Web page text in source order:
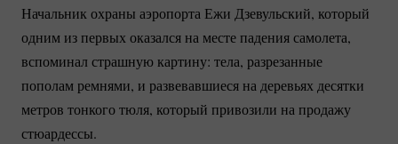
Начальник охраны аэропорта Ежи Дзевульский, который
одним из первых оказался на месте падения самолета,
вспоминал страшную картину: тела, разрезанные
пополам ремнями, и развевавшиеся на деревьях десятки
метров тонкого тюля, который привозили на продажу
стюардессы.